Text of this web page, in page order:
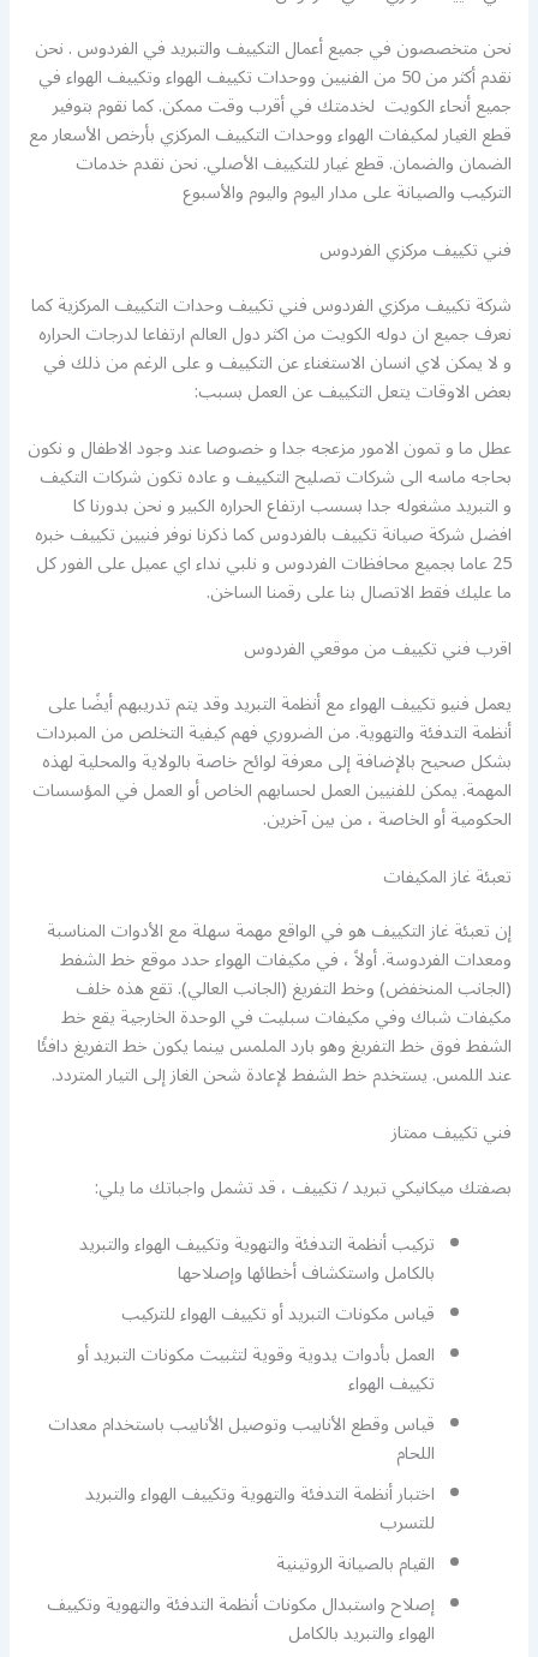
نحن متخصصون في جميع أعمال التكييف والتبريد في الفردوس . نحن
نقدم أكثر من 50 من الفنيين ووحدات تكييف الهواء وتكييف الهواء في
جميع أنحاء الكويت لخدمتك في أقرب وقت ممكن. كما نقوم بتوفير
قطع الغيار لمكيفات الهواء ووحدات التكييف المركزي بأرخص الأسعار مع
الضمان والضمان. قطع غيار للتكييف الأصلي. نحن نقدم خدمات
التركيب والصيانة على مدار اليوم واليوم والأسبوع
فني تكييف مركزي الفردوس
شركة تكييف مركزي الفردوس فني تكييف وحدات التكييف المركزية كما
نعرف جميع ان دوله الكويت من اكثر دول العالم ارتفاعا لدرجات الحراره
و لا يمكن لاي انسان الاستغناء عن التكييف و على الرغم من ذلك في
بعض الاوقات يتعل التكييف عن العمل بسبب:
عطل ما و تمون الامور مزعجه جدا و خصوصا عند وجود الاطفال و نكون
بحاجه ماسه الى شركات تصليح التكييف و عاده تكون شركات التكيف
و التبريد مشغوله جدا بسسب ارتفاع الحراره الكبير و نحن بدورنا كا
افضل شركة صيانة تكييف بالفردوس كما ذكرنا نوفر فنيين تكييف خبره
25 عاما بجميع محافظات الفردوس و نلبي نداء اي عميل على الفور كل
ما عليك فقط الاتصال بنا على رقمنا الساخن.
اقرب فني تكييف من موقعي الفردوس
يعمل فنيو تكييف الهواء مع أنظمة التبريد وقد يتم تدريبهم أيضًا على
أنظمة التدفئة والتهوية. من الضروري فهم كيفية التخلص من المبردات
بشكل صحيح بالإضافة إلى معرفة لوائح خاصة بالولاية والمحلية لهذه
المهمة. يمكن للفنيين العمل لحسابهم الخاص أو العمل في المؤسسات
الحكومية أو الخاصة ، من بين آخرين.
تعبئة غاز المكيفات
إن تعبئة غاز التكييف هو في الواقع مهمة سهلة مع الأدوات المناسبة
ومعدات الفردوسة. أولاً ، في مكيفات الهواء حدد موقع خط الشفط
(الجانب المنخفض) وخط التفريغ (الجانب العالي). تقع هذه خلف
مكيفات شباك وفي مكيفات سبليت في الوحدة الخارجية يقع خط
الشفط فوق خط التفريغ وهو بارد الملمس بينما يكون خط التفريغ دافئًا
عند اللمس. يستخدم خط الشفط لإعادة شحن الغاز إلى التيار المتردد.
فني تكييف ممتاز
بصفتك ميكانيكي تبريد / تكييف ، قد تشمل واجباتك ما يلي:
تركيب أنظمة التدفئة والتهوية وتكييف الهواء والتبريد
بالكامل واستكشاف أخطائها وإصلاحها
قياس مكونات التبريد أو تكييف الهواء للتركيب
العمل بأدوات يدوية وقوية لتثبيت مكونات التبريد أو
تكييف الهواء
قياس وقطع الأنابيب وتوصيل الأنابيب باستخدام معدات
اللحام
اختبار أنظمة التدفئة والتهوية وتكييف الهواء والتبريد
للتسرب
القيام بالصيانة الروتينية
إصلاح واستبدال مكونات أنظمة التدفئة والتهوية وتكييف
الهواء والتبريد بالكامل